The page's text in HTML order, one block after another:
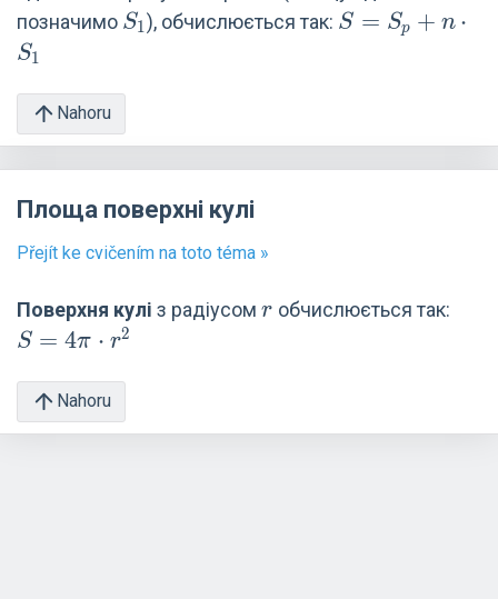
позначимо S_1
S1), обчислюється так: S=
S = Sp + n ⋅
S1
Nahoru
Площа поверхні кулі
Přejít ke cvičením na toto téma »
Поверхня кулі з радіусом r
r обчислюється так:
S = 4π ⋅ r2
Nahoru